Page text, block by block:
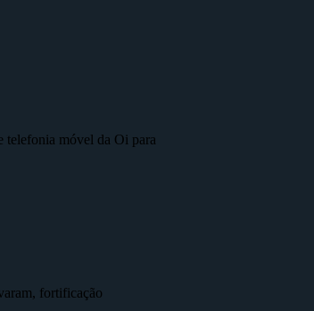
telefonia móvel da Oi para
fortificação